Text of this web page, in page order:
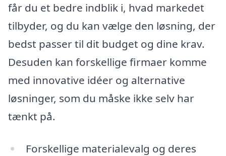
får du et bedre indblik i, hvad markedet
tilbyder, og du kan vælge den løsning, der
bedst passer til dit budget og dine krav.
Desuden kan forskellige firmaer komme
med innovative idéer og alternative
løsninger, som du måske ikke selv har
tænkt på.
Forskellige materialevalg og deres